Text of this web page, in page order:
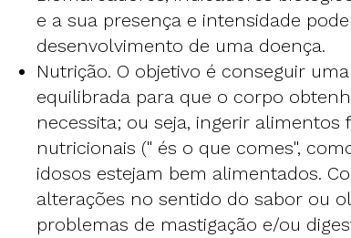
e a sua presença e intensidade
desenvolvimento de uma doença.
Nutrição. O objetivo é conseguir
equilibrada para que o corpo
necessita; ou seja, ingerir
nutricionais (" és o que comes",
idosos estejam bem alimentados.
alterações no sentido do sabor ou
problemas de mastigação e/ou